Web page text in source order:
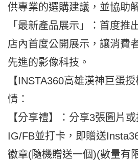
供專業的選購建議，並協助
「最新產品展示」：首度推
店內首度公開展示，讓消費
先進的影像科技。
【INSTA360高雄漢神巨蛋
情：
【分享禮】：分享3張圖片
IG/FB並打卡，即贈送
徽章(隨機贈送一個)(數量有